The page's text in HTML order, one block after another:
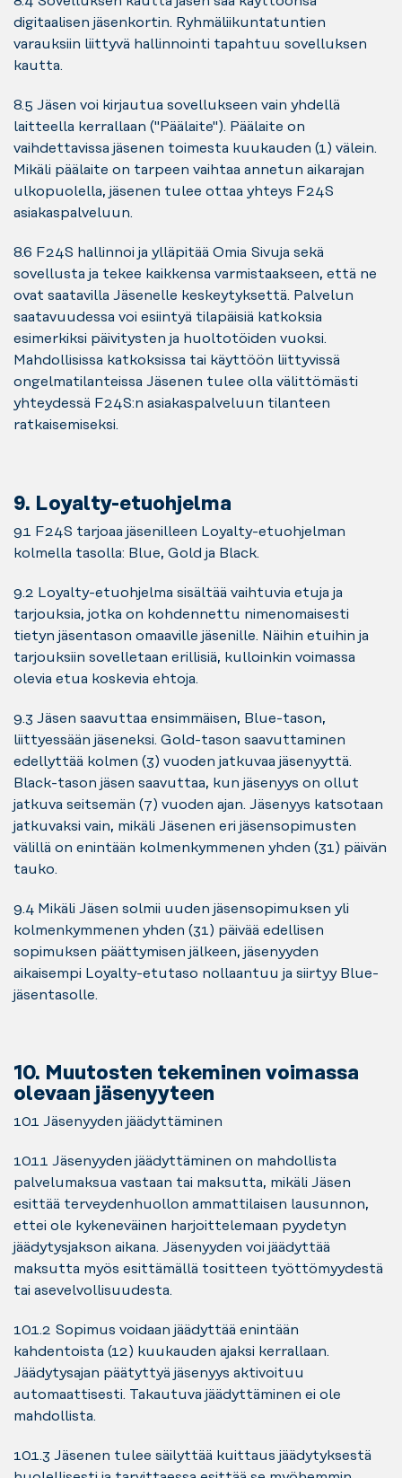
digitaalisen jäsenkortin. Ryhmäliikuntatuntien
varauksiin liittyvä hallinnointi tapahtuu sovelluksen
kautta.
8.5 Jäsen voi kirjautua sovellukseen vain yhdellä
laitteella kerrallaan ("Päälaite"). Päälaite on
vaihdettavissa jäsenen toimesta kuukauden (1) välein.
Mikäli päälaite on tarpeen vaihtaa annetun aikarajan
ulkopuolella, jäsenen tulee ottaa yhteys F24S
asiakaspalveluun.
8.6 F24S hallinnoi ja ylläpitää Omia Sivuja sekä
sovellusta ja tekee kaikkensa varmistaakseen, että ne
ovat saatavilla Jäsenelle keskeytyksettä. Palvelun
saatavuudessa voi esiintyä tilapäisiä katkoksia
esimerkiksi päivitysten ja huoltotöiden vuoksi.
Mahdollisissa katkoksissa tai käyttöön liittyvissä
ongelmatilanteissa Jäsenen tulee olla välittömästi
yhteydessä F24S:n asiakaspalveluun tilanteen
ratkaisemiseksi.
9. Loyalty-etuohjelma
9.1 F24S tarjoaa jäsenilleen Loyalty-etuohjelman
kolmella tasolla: Blue, Gold ja Black.
9.2 Loyalty-etuohjelma sisältää vaihtuvia etuja ja
tarjouksia, jotka on kohdennettu nimenomaisesti
tietyn jäsentason omaaville jäsenille. Näihin etuihin ja
tarjouksiin sovelletaan erillisiä, kulloinkin voimassa
olevia etua koskevia ehtoja.
9.3 Jäsen saavuttaa ensimmäisen, Blue-tason,
liittyessään jäseneksi. Gold-tason saavuttaminen
edellyttää kolmen (3) vuoden jatkuvaa jäsenyyttä.
Black-tason jäsen saavuttaa, kun jäsenyys on ollut
jatkuva seitsemän (7) vuoden ajan. Jäsenyys katsotaan
jatkuvaksi vain, mikäli Jäsenen eri jäsensopimusten
välillä on enintään kolmenkymmenen yhden (31) päivän
tauko.
9.4 Mikäli Jäsen solmii uuden jäsensopimuksen yli
kolmenkymmenen yhden (31) päivää edellisen
sopimuksen päättymisen jälkeen, jäsenyyden
aikaisempi Loyalty-etutaso nollaantuu ja siirtyy Blue-
jäsentasolle.
10. Muutosten tekeminen voimassa
olevaan jäsenyyteen
10.1 Jäsenyyden jäädyttäminen
10.1.1 Jäsenyyden jäädyttäminen on mahdollista
palvelumaksua vastaan tai maksutta, mikäli Jäsen
esittää terveydenhuollon ammattilaisen lausunnon,
ettei ole kykeneväinen harjoittelemaan pyydetyn
jäädytysjakson aikana. Jäsenyyden voi jäädyttää
maksutta myös esittämällä tositteen työttömyydestä
tai asevelvollisuudesta.
10.1.2 Sopimus voidaan jäädyttää enintään
kahdentoista (12) kuukauden ajaksi kerrallaan.
Jäädytysajan päätyttyä jäsenyys aktivoituu
automaattisesti. Takautuva jäädyttäminen ei ole
mahdollista.
10.1.3 Jäsenen tulee säilyttää kuittaus jäädytyksestä